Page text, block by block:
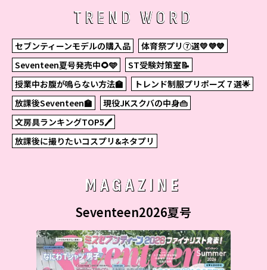
TREND WORD
セブンティーンモデルの購入品
体育祭プリ⑦選💛💜💙
Seventeen夏号発売中🌻🩵
ST受験対策室📝
授業中お腹が鳴らない方法🏫
トレンド制服プリポーズ７選🌟
放課後Seventeen🏫
現役JKスクバの中身👜
文房具ランキングTOP5🖊
放課後に撮りたいコスプリ&ネタプリ
MAGAZINE
Seventeen2026夏号